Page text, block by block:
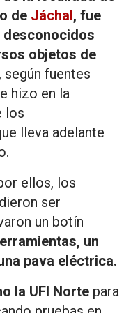
de Jáchal, fue
desconocidos
objetos de
según fuentes
hizo en la
los
lleva adelante
ellos, los
ser
un botín
un
pava eléctrica.
la UFI Norte para